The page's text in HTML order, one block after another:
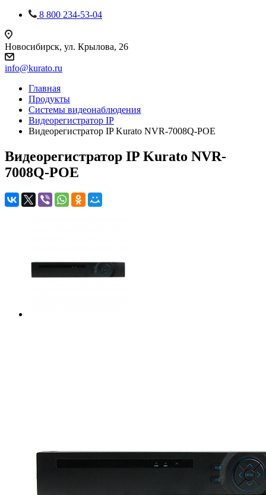
8 800 234-53-04
Новосибирск, ул. Крылова, 26
info@kurato.ru
Главная
Продукты
Системы видеонаблюдения
Видеорегистратор IP
Видеорегистратор IP Kurato NVR-7008Q-POE
Видеорегистратор IP Kurato NVR-
7008Q-POE